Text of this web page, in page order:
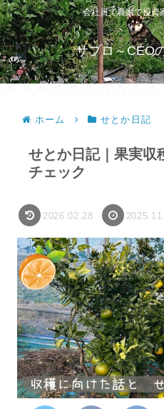
会社員で農家で投資
サブロ～CEO
ホーム せとか日記
せとか日記｜果実収
チェック
2026.02.28